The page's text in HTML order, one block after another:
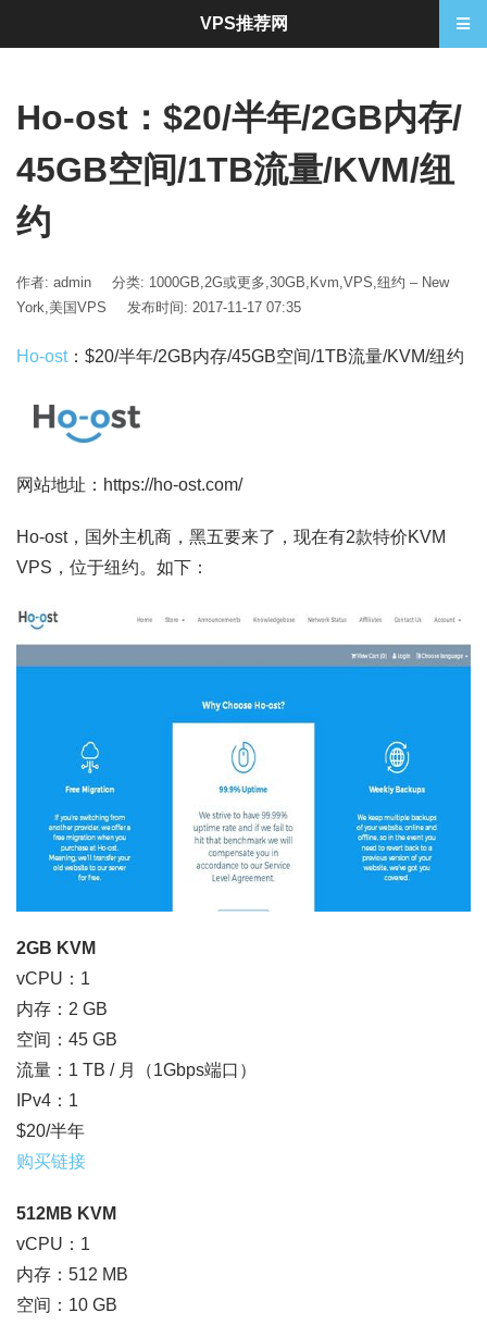
Ho-ost：$20/半年/2GB内存/
45GB空间/1TB流量/KVM/纽
约
作者: admin 分类: 1000GB,2G或更多,30GB, Kvm,VPS,纽约 – New
York,美国VPS 发布时间: 2017-11-17 07:35
Ho-ost：$20/半年/2GB内存/45GB空间/1TB流量/KVM/纽约
网站地址：https://ho-ost.com/
Ho-ost，国外主机商，黑五要来了，现在有2款特价KVM
VPS，位于纽约。如下：
2GB KVM
vCPU：1
内存：2 GB
空间：45 GB
流量：1 TB / 月（1Gbps端口）
IPv4：1
$20/半年
购买链接
512MB KVM
vCPU：1
内存：512 MB
空间：10 GB
VPS推荐网